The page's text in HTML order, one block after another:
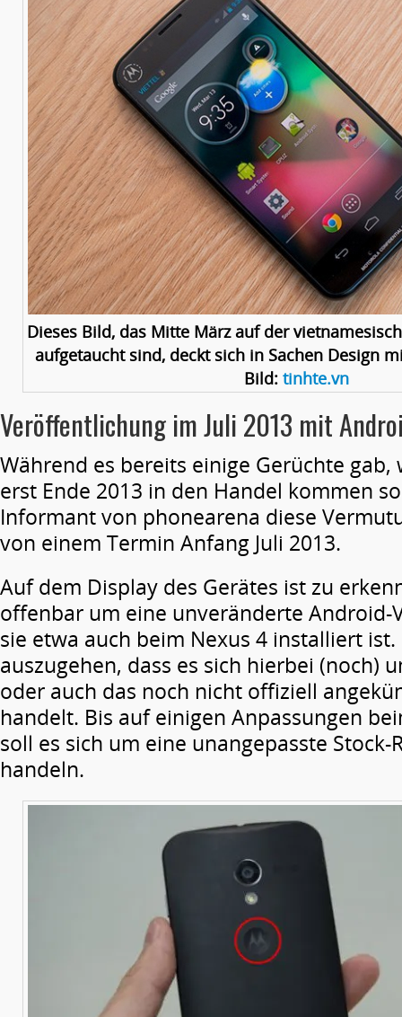
Dieses Bild, das Mitte März auf der
aufgetaucht sind, deckt sich in Sachen Design
Bild: tinhte.vn
Veröffentlichung im Juli 2013 mit
Während es bereits einige Gerüchte gab,
erst Ende 2013 in den Handel kommen
Informant von phonearena diese
von einem Termin Anfang Juli 2013.
Auf dem Display des Gerätes ist zu
offenbar um eine unveränderte Android-
sie etwa auch beim Nexus 4 installiert ist.
auszugehen, dass es sich hierbei (noch)
oder auch das noch nicht offiziell
handelt. Bis auf einigen Anpassungen
soll es sich um eine unangepasste
handeln.